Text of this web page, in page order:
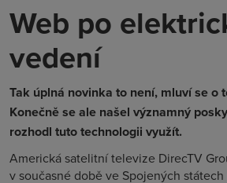
Web po
vedení
Tak úplná novinka to není, mluví se o
Konečně se ale našel významný
rozhodl tuto technologii využít.
Americká satelitní televize DirecTV
v současné době ve Spojených státech